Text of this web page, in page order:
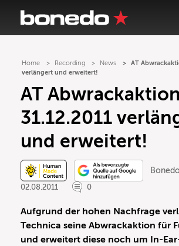
Home Recording News
AT
verlängert und erweitert!
AT
31.12.2011
und erweitert!
02.08.2011
0
Aufgrund der hohen Nachfrage
Technica seine Abwrackaktion für
und erweitert diese noch um In-